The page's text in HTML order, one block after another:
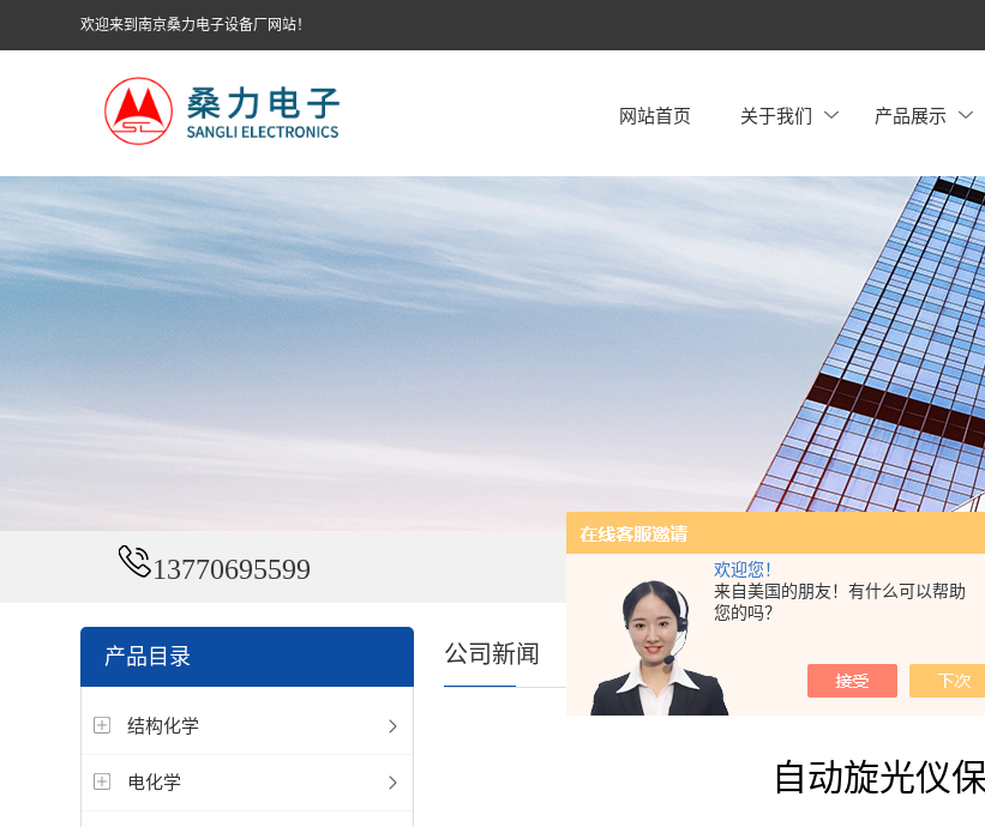
欢迎您！
来自美国的朋友！有什么可以帮助
您的吗？
欢迎来到南京桑力电子设备厂网站！
网站首页 关于我们 产品展示
13770695599
产品目录
结构化学
电化学
公司新闻
自动旋光仪